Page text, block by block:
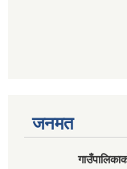
जनमत